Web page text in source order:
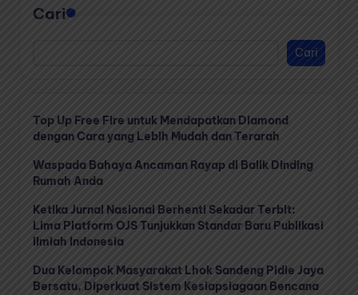
Cari
Cari
Top Up Free Fire untuk Mendapatkan Diamond
dengan Cara yang Lebih Mudah dan Terarah
Waspada Bahaya Ancaman Rayap di Balik Dinding
Rumah Anda
Ketika Jurnal Nasional Berhenti Sekadar Terbit:
Lima Platform OJS Tunjukkan Standar Baru Publikasi
Ilmiah Indonesia
Dua Kelompok Masyarakat Lhok Sandeng Pidie Jaya
Bersatu, Diperkuat Sistem Kesiapsiagaan Bencana